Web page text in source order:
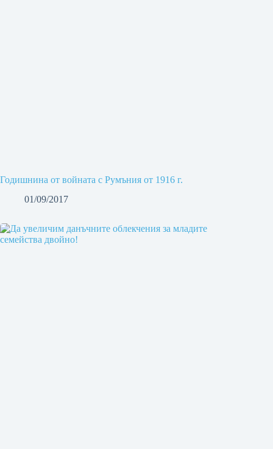
Годишнина от войната с Румъния от 1916 г.
01/09/2017